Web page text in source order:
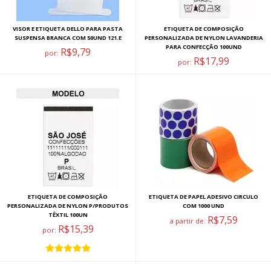
VISOR E ETIQUETA DELLO PARA PASTA
SUSPENSA BRANCA COM 50UND 121.E
por: R$9,79
ETIQUETA DE COMPOSIÇÃO
PERSONALIZADA DE NYLON LAVANDERIA
PARA CONFECÇÃO 100UND
por: R$17,99
ETIQUETA DE COMPOSIÇÃO
PERSONALIZADA DE NYLON P/PRODUTOS
TÊXTIL 100UN
por: R$15,39
ETIQUETA DE PAPEL ADESIVO CIRCULO
COM 1000 UND
a partir de: R$7,59